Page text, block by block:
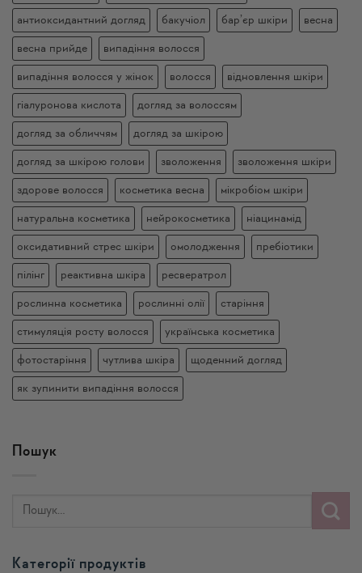
антиоксидантний догляд бакучіол бар’єр шкіри весна
весна прийде випадіння волосся
випадіння волосся у жінок волосся відновлення шкіри
гіалуронова кислота догляд за волоссям
догляд за обличчям догляд за шкірою
догляд за шкірою голови зволоження зволоження шкіри
здорове волосся косметика весна мікробіом шкіри
натуральна косметика нейрокосметика ніацинамід
оксидативний стрес шкіри омолодження пребіотики
пілінг реактивна шкіра ресвератрол
рослинна косметика рослинні олії старіння
стимуляція росту волосся українська косметика
фотостаріння чутлива шкіра щоденний догляд
як зупинити випадіння волосся
Пошук
Категорії продуктів